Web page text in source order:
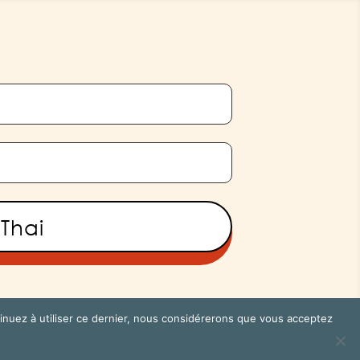
à utiliser ce dernier, nous considérerons que vous acceptez